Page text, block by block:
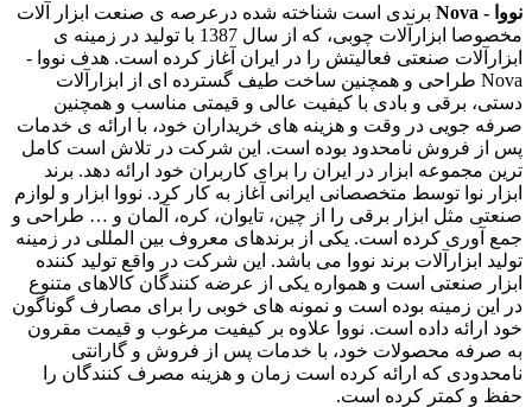
نووا - Nova
برندی است شناخته شده درعرصه ی صنعت ابزار آلات
مخصوصا ابزارآلات چوبی، که از سال 1387 با تولید در زمینه ی
ابزارآلات صنعتی فعالیتش را در ایران آغاز کرده است. هدف نووا -
Nova طراحی و همچنین ساخت طیف گسترده ای از ابزارآلات
دستی، برقی و بادی با کیفیت عالی و قیمتی مناسب و همچنین
صرفه جویی در وقت و هزینه های خریداران خود، با ارائه ی خدمات
پس از فروش نامحدود بوده است. این شرکت در تلاش است کامل
ترین مجموعه ابزار در ایران را برای کاربران خود ارائه دهد. برند
ابزار نوا توسط متخصصانی ایرانی آغاز به کار کرد. نووا ابزار و لوازم
صنعتی مثل ابزار برقی را از چین، تایوان، کره، آلمان و … طراحی و
جمع آوری کرده است. یکی از برندهای معروف بین المللی در زمینه
تولید ابزارآلات برند نووا می باشد. این شرکت در واقع تولید کننده
ابزار صنعتی است و همواره یکی از عرضه کنندگان کالاهای متنوع
در این زمینه بوده است و نمونه های خوبی را برای مصارف گوناگون
خود ارائه داده است. نووا علاوه بر کیفیت مرغوب و قیمت مقرون
به صرفه محصولات خود، با خدمات پس از فروش و گارانتی
نامحدودی که ارائه کرده است زمان و هزینه مصرف کنندگان را
حفظ و کمتر کرده است.